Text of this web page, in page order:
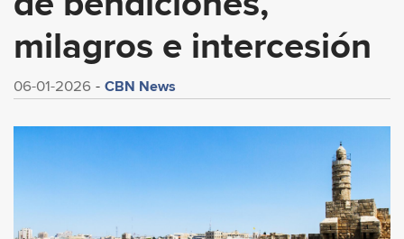
milagros e intercesión
06-01-2026 CBN News